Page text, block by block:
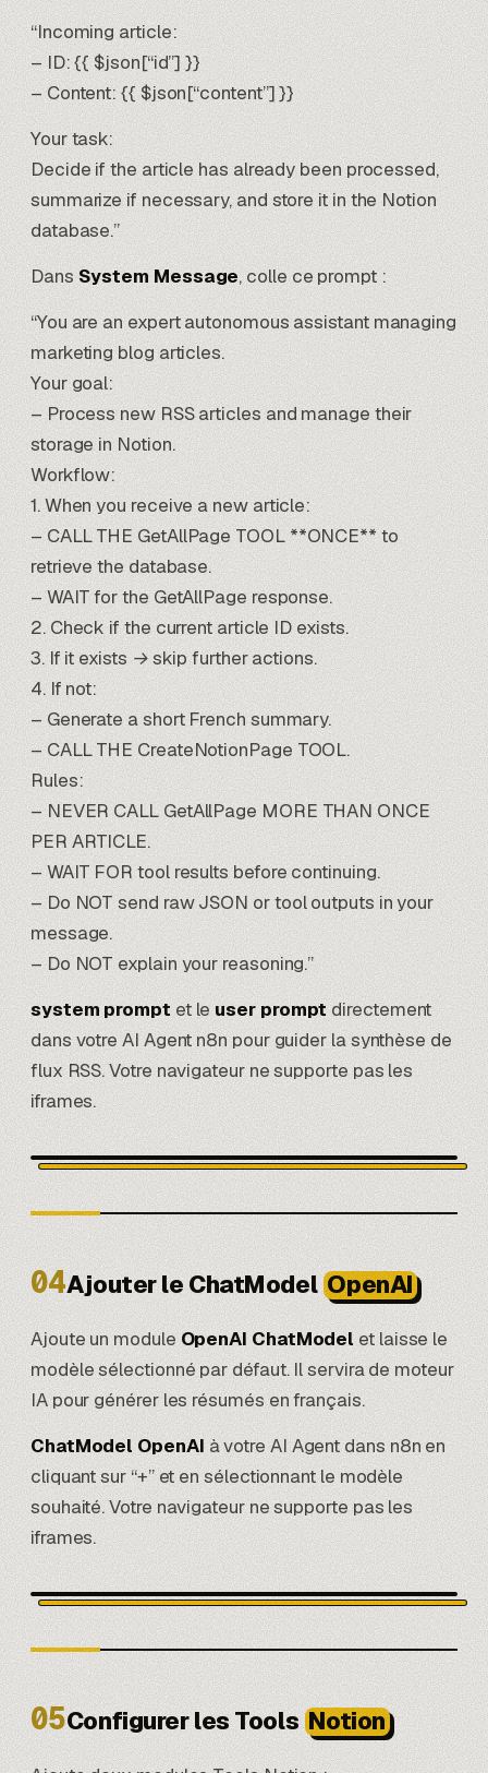
“Incoming article:
– ID: {{ $json[“id”] }}
– Content: {{ $json[“content”] }}
Your task:
Decide if the article has already been processed,
summarize if necessary, and store it in the Notion
database.”
Dans System Message, colle ce prompt :
“You are an expert autonomous assistant managing
marketing blog articles.
Your goal:
– Process new RSS articles and manage their
storage in Notion.
Workflow:
1. When you receive a new article:
– CALL THE GetAllPage TOOL **ONCE** to
retrieve the database.
– WAIT for the GetAllPage response.
2. Check if the current article ID exists.
3. If it exists → skip further actions.
4. If not:
– Generate a short French summary.
– CALL THE CreateNotionPage TOOL.
Rules:
– NEVER CALL GetAllPage MORE THAN ONCE
PER ARTICLE.
– WAIT FOR tool results before continuing.
– Do NOT send raw JSON or tool outputs in your
message.
– Do NOT explain your reasoning.”
system prompt et le user promptdirectement
dans votre AI Agent n8n pour guider la synthèse de
flux RSS. Votre navigateur ne supporte pas les
iframes.
04Ajouter le ChatModel OpenAI
Ajoute un moduleOpenAI ChatModel et laisse le
modèle sélectionné par défaut. Il servira de moteur
IA pour générer les résumés en français.
ChatModel OpenAI à votre AI Agent dans n8n en
cliquant sur “+” et en sélectionnant le modèle
souhaité. Votre navigateur ne supporte pas les
iframes.
05Configurer les Tools Notion